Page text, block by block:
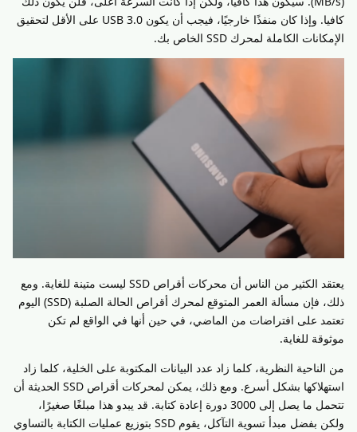
كافيا. وإذا كان منفذًا خارجيًا، فيجب أن يكون USB 3.0 على الأقل لتحقيق
الإمكانات الكاملة لمحرك SSD الخاص بك.
يعتقد الكثير من الناس أن محركات أقراص SSD ليست متينة للغاية. ومع
ذلك، فإن مسألة العمر المتوقع لمحرك أقراص الحالة الصلبة (SSD) اليوم
تعتمد على افتراضات من الماضي، في حين أنها في الواقع لم تكن
موثوقة للغاية.
من الناحية النظرية، كلما زاد عدد البيانات المكتوبة على الخلية، كلما زاد
استهلاكها بشكل أسرع. ومع ذلك، يمكن لمحركات أقراص SSD الحديثة أن
تتحمل ما يصل إلى 3000 دورة إعادة كتابة. قد يبدو هذا مبلغًا صغيرًا،
ولكن بفضل مبدأ تسوية التآكل، يقوم SSD بتوزيع عمليات الكتابة بالتساوي